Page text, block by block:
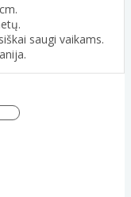
saugi vaikams.